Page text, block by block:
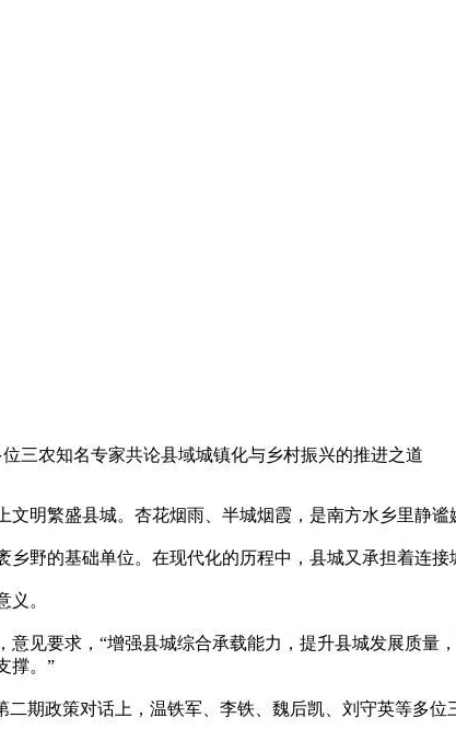
明繁盛县城。杏花烟雨、半城烟霞，是南方水乡里静谧
乡野的基础单位。在现代化的历程中，县城又承担着连接
义。
见要求，“增强县城综合承载能力，提升县城发展质量
撑。”
期政策对话上，温铁军、李铁、魏后凯、刘守英等多